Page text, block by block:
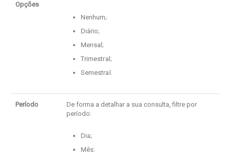
Opções
Nenhum;
Diário;
Mensal;
Trimestral;
Semestral.
Período
De forma a detalhar a sua consulta, filtre por
período:
Dia;
Mês: